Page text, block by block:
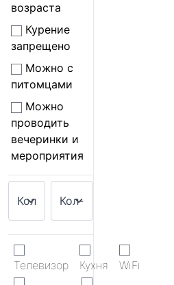
возраста
Курение
запрещено
Можно с
питомцами
Можно
проводить
вечеринки и
мероприятия
Телевизор Кухня WiFi